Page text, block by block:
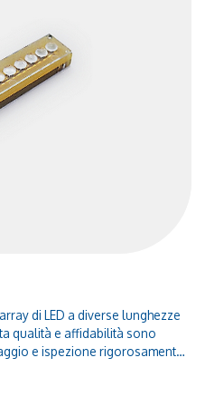
di LED a diverse lunghezze
qualità e affidabilità sono
e ispezione rigorosamente